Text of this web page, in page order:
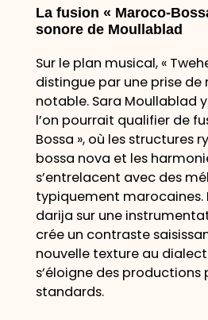
La fusion « Maroco-
sonore de Moullablad
Sur le plan musical, «
distingue par une prise de
notable. Sara Moullablad
l’on pourrait qualifier de
Bossa », où les structures
bossa nova et les
s’entrelacent avec des
typiquement marocaines.
darija sur une
crée un contraste
nouvelle texture au
s’éloigne des productions
standards.